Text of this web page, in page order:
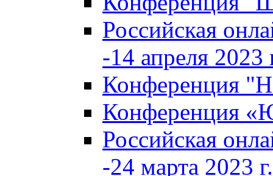
Российская
-14 апреля 2023
Конференция
Конференция
Российская
-24 марта 2023